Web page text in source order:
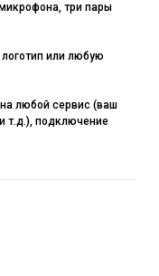
три пары
или любую
любой сервис (ваш
т.д.), подключение